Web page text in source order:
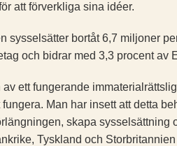
att förverkliga sina idéer.
sysselsätter bortåt 6,7 miljoner
och ­bidrar med 3,3 procent av
ett fungerande
Man har insett att detta
skapa sysselsättning
Tyskland och